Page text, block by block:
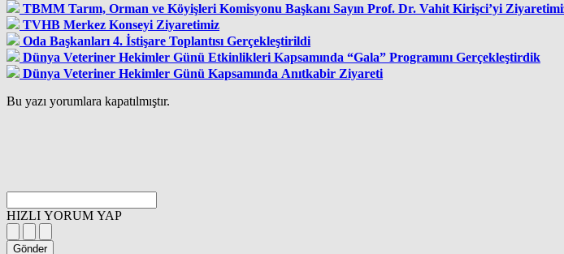
TBMM Tarım, Orman ve Köyişleri Komisyonu Başkanı Sayın Prof. Dr. Vahit Kirişci’yi
TVHB Merkez Konseyi Ziyaretimiz
Oda Başkanları 4. İstişare Toplantısı Gerçekleştirildi
Dünya Veteriner Hekimler Günü Etkinlikleri Kapsamında “Gala” Programını Gerçekleştirdik
Dünya Veteriner Hekimler Günü Kapsamında Anıtkabir Ziyareti
Bu yazı yorumlara kapatılmıştır.
HIZLI YORUM YAP
Gönder